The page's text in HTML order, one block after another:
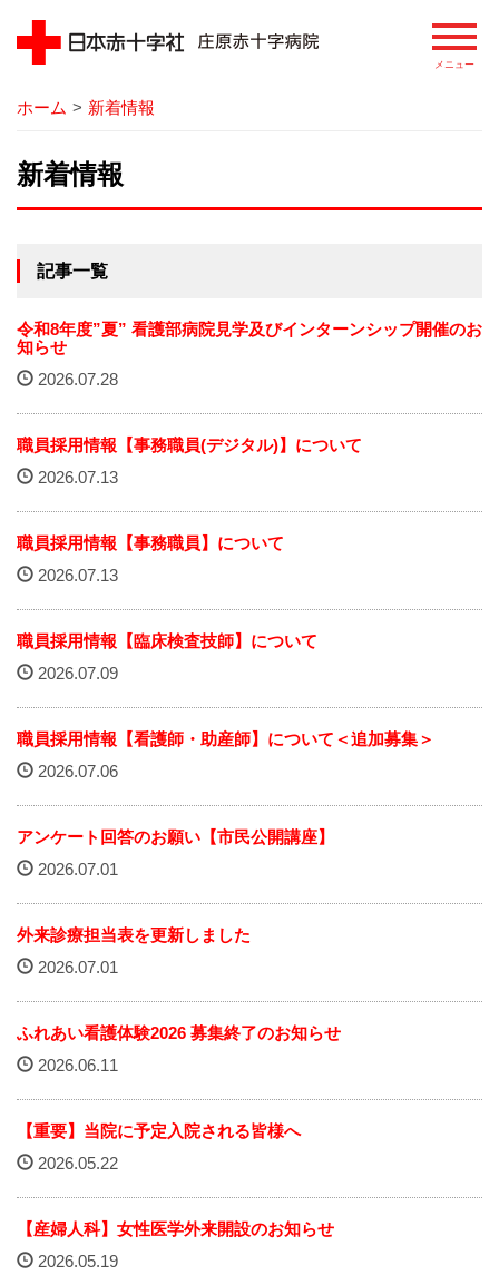
病院
院長あいさつ
患者さまの権利
病院の概要
病院の特徴
赤十字について
院内掲示
カスタマーハラスメント基本方針
職員研修会
広報誌『そよ風』
プライバシーポリシー
職員募集
ソーシャルメディア・ガイドライン
院内サービス施設
ホーム > 新着情報
新着情報
記事一覧
令和8年度”夏” 看護部病院見学及びインターンシップ開催のお
知らせ
2026.07.28
職員採用情報【事務職員(デジタル)】について
2026.07.13
職員採用情報【事務職員】について
2026.07.13
職員採用情報【臨床検査技師】について
2026.07.09
職員採用情報【看護師・助産師】について＜追加募集＞
2026.07.06
アンケート回答のお願い【市民公開講座】
2026.07.01
外来診療担当表を更新しました
2026.07.01
ふれあい看護体験2026 募集終了のお知らせ
2026.06.11
【重要】当院に予定入院される皆様へ
2026.05.22
【産婦人科】女性医学外来開設のお知らせ
2026.05.19